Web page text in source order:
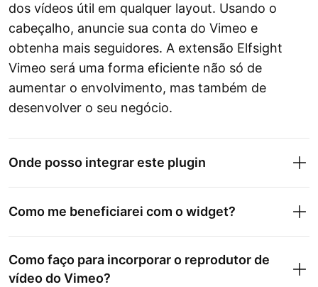
dos vídeos útil em qualquer layout. Usando o
cabeçalho, anuncie sua conta do Vimeo e
obtenha mais seguidores. A extensão Elfsight
Vimeo será uma forma eficiente não só de
aumentar o envolvimento, mas também de
desenvolver o seu negócio.
Onde posso integrar este plugin
Como me beneficiarei com o widget?
Como faço para incorporar o reprodutor de
vídeo do Vimeo?